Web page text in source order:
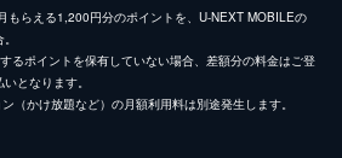
もらえる1,200円分のポイントを、U-NEXT MOBILEの
るポイントを保有していない場合、差額分の料金はご登
となります。
（かけ放題など）の月額利用料は別途発生します。